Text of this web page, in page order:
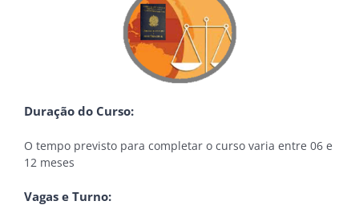
Duração do Curso:
O tempo previsto para completar o curso varia entre 06 e
12 meses
Vagas e Turno: